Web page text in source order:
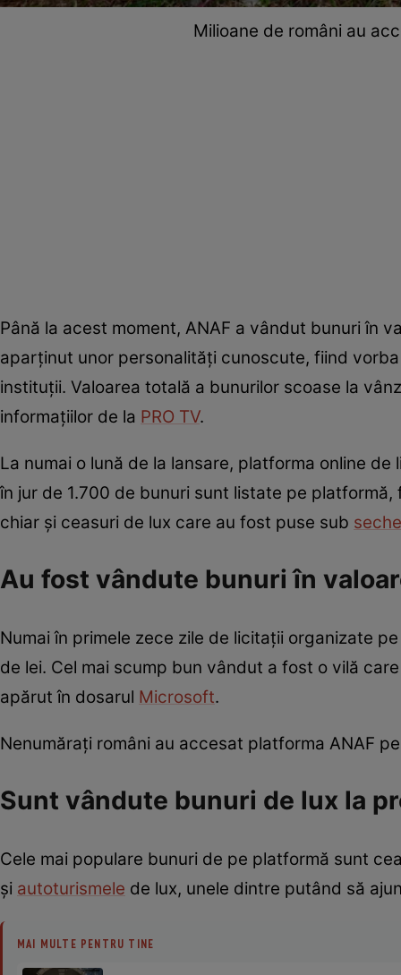
Milioane de români au
Până la acest moment, ANAF a vândut bunuri în
aparținut unor personalități cunoscute, fiind
instituții. Valoarea totală a bunurilor scoase la
informațiilor de la PRO TV.
La numai o lună de la lansare, platforma online
în jur de 1.700 de bunuri sunt listate pe
chiar și ceasuri de lux care au fost puse sub
Au fost vândute bunuri în
Numai în primele zece zile de licitații organizate
de lei. Cel mai scump bun vândut a fost o vilă
apărut în dosarul Microsoft.
Nenumărați români au accesat platforma ANAF
Sunt vândute bunuri de lux la
Cele mai populare bunuri de pe platformă sunt
și autoturismele de lux, unele dintre putând să
MAI MULTE PENTRU TINE